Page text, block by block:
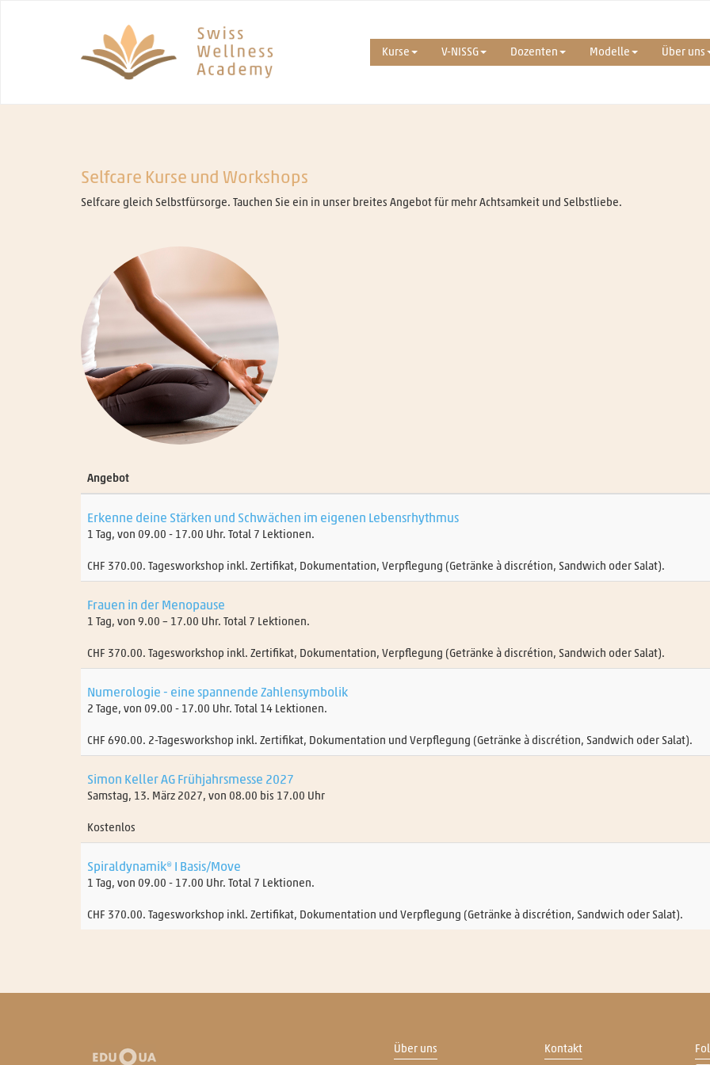
Kurse V-NISSG Dozenten Modelle Über uns
Selfcare Kurse und Workshops
Selfcare gleich Selbstfürsorge. Tauchen Sie ein in unser breites Angebot für mehr Achtsamkeit und Selbstliebe.
Angebot
Erkenne deine Stärken und Schwächen im eigenen Lebensrhythmus
1 Tag, von 09.00 - 17.00 Uhr. Total 7 Lektionen.
CHF 370.00. Tagesworkshop inkl. Zertifikat, Dokumentation, Verpflegung (Getränke à discrétion, Sandwich oder Salat).
Frauen in der Menopause
1 Tag, von 9.00 – 17.00 Uhr. Total 7 Lektionen.
CHF 370.00. Tagesworkshop inkl. Zertifikat, Dokumentation, Verpflegung (Getränke à discrétion, Sandwich oder Salat).
Numerologie - eine spannende Zahlensymbolik
2 Tage, von 09.00 - 17.00 Uhr. Total 14 Lektionen.
CHF 690.00. 2-Tagesworkshop inkl. Zertifikat, Dokumentation und Verpflegung (Getränke à discrétion, Sandwich oder Salat).
Simon Keller AG Frühjahrsmesse 2027
Samstag, 13. März 2027, von 08.00 bis 17.00 Uhr
Kostenlos
Spiraldynamik® I Basis/Move
1 Tag, von 09.00 - 17.00 Uhr. Total 7 Lektionen.
CHF 370.00. Tagesworkshop inkl. Zertifikat, Dokumentation und Verpflegung (Getränke à discrétion, Sandwich oder Salat).
Über uns Kontakt